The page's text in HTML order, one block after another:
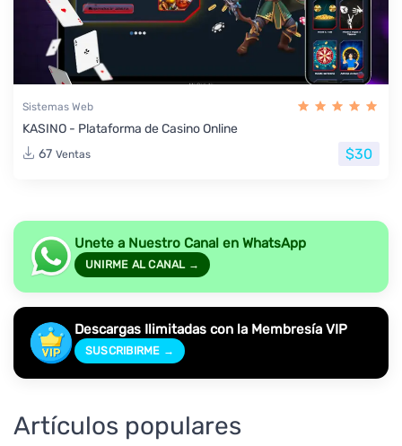
Sistemas Web
KASINO - Plataforma de Casino Online
67 Ventas $30
Unete a Nuestro Canal en WhatsApp
UNIRME AL CANAL →
Descargas Ilimitadas con la Membresía VIP
SUSCRIBIRME →
Artículos populares